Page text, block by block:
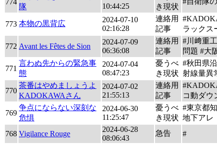
774
隊
10:44:25
き現状
773 本物の黒背広
2024-07-10
02:16:28
連絡用
記事
ラックス
772 Avant les Fêtes de Sion
2024-07-09
06:36:08
連絡用
記事
#川﨑重
問題 #大
771
言わぬ先からの緊急事
態
2024-07-04
08:47:23
憂うべ
き現状
#秋田県
射線量異
770
茶番はやめましょうよ
KADOKAWAさん
2024-07-02
21:55:13
連絡用
記事
コ動ダウ
769
争点にならない深刻な
危惧
2024-06-30
11:25:47
憂うべ
き現状
#東京都
地下アレ
768 Vigilance Rouge
2024-06-28
08:06:43
急告 #